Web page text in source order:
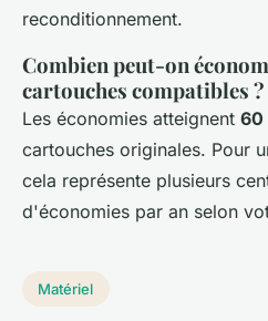
reconditionnement.
Combien peut-on
cartouches compatibles ?
Les économies atteignent 60
cartouches originales. Pour
cela représente plusieurs
d'économies par an selon
Matériel